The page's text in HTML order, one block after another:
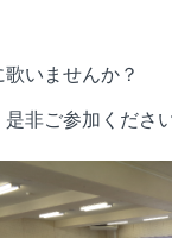
いませんか？
非ご参加ください